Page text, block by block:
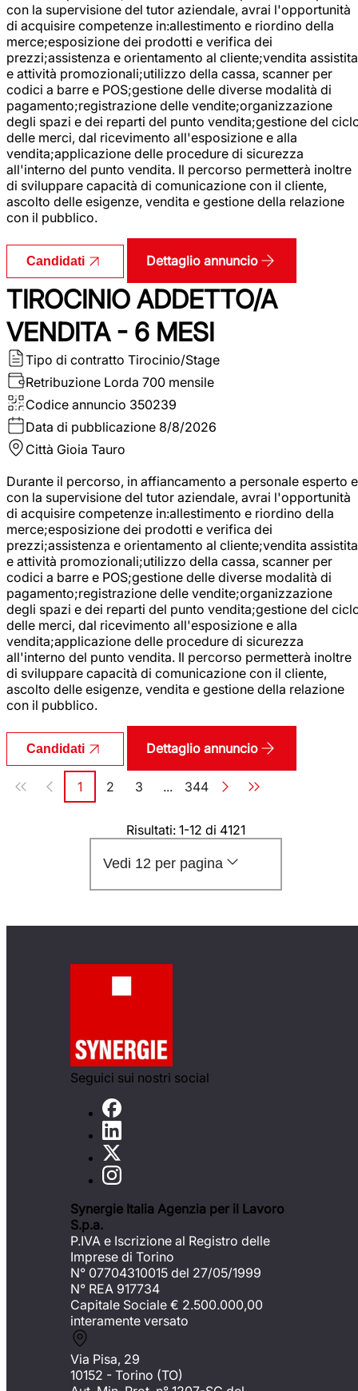
con la supervisione del tutor aziendale, avrai l'opportunità
di acquisire competenze in:allestimento e riordino della
merce;esposizione dei prodotti e verifica dei
prezzi;assistenza e orientamento al cliente;vendita assistita
e attività promozionali;utilizzo della cassa, scanner per
codici a barre e POS;gestione delle diverse modalità di
pagamento;registrazione delle vendite;organizzazione
degli spazi e dei reparti del punto vendita;gestione del
delle merci, dal ricevimento all'esposizione e alla
vendita;applicazione delle procedure di sicurezza
all'interno del punto vendita. Il percorso permetterà inoltre
di sviluppare capacità di comunicazione con il cliente,
ascolto delle esigenze, vendita e gestione della relazione
con il pubblico.
Candidati Dettaglio annuncio
TIROCINIO ADDETTO/A
VENDITA - 6 MESI
Tipo di contratto Tirocinio/Stage
Retribuzione Lorda 700 mensile
Codice annuncio 350239
Data di pubblicazione 8/8/2026
Città Gioia Tauro
Durante il percorso, in affiancamento a personale esperto e
con la supervisione del tutor aziendale, avrai l'opportunità
di acquisire competenze in:allestimento e riordino della
merce;esposizione dei prodotti e verifica dei
prezzi;assistenza e orientamento al cliente;vendita assistita
e attività promozionali;utilizzo della cassa, scanner per
codici a barre e POS;gestione delle diverse modalità di
pagamento;registrazione delle vendite;organizzazione
degli spazi e dei reparti del punto vendita;gestione del
delle merci, dal ricevimento all'esposizione e alla
vendita;applicazione delle procedure di sicurezza
all'interno del punto vendita. Il percorso permetterà inoltre
di sviluppare capacità di comunicazione con il cliente,
ascolto delle esigenze, vendita e gestione della relazione
con il pubblico.
Candidati Dettaglio annuncio
Paginazione
Pagina
1 Pagina
2 Pagina
3 ... Pagina
344
Risultati: 1-12 di 4121
Vedi 12 per pagina
Seguici sui nostri social
Synergie Italia Agenzia per il Lavoro
S.p.a.
P.IVA e Iscrizione al Registro delle
Imprese di Torino
N° 07704310015 del 27/05/1999
N° REA 917734
Capitale Sociale € 2.500.000,00
interamente versato
Via Pisa, 29
10152 - Torino (TO)